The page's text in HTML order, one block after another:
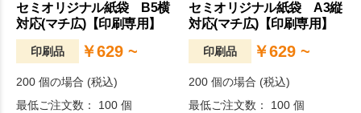
セミオリジナル紙袋 B5横
対応(マチ広)【印刷専用】
印刷品 ￥629 ~
200 個の場合 (税込)
最低ご注文数： 100 個
セミオリジナル紙袋 A3縦
対応(マチ広)【印刷専用】
印刷品 ￥629 ~
200 個の場合 (税込)
最低ご注文数： 100 個